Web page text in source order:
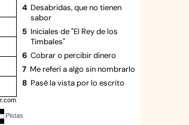
Pistas
32Lavativas intestinales
35Fue un líder máximo de China
36Elogias
38Impulsen el bote
40Utensilio de rallar
41 Raspar la cabeza
4 Desabridas, que no tienen
sabor
5 Iniciales de "El Rey de los
Timbales"
6Cobrar o percibir dinero
7 Me referí a algo sin nombrarlo
8 Pasé la vista por lo escrito